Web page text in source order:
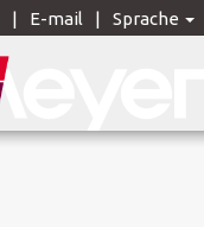
E-mail Sprache